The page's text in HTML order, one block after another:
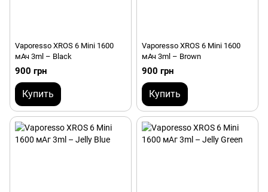
Vaporesso XROS 6 Mini 1600
мАч 3ml – Black
900 грн
Купить
Vaporesso XROS 6 Mini 1600
мАч 3ml – Brown
900 грн
Купить